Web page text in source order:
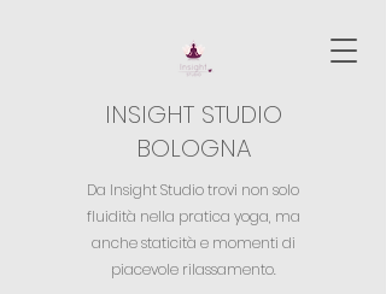
INSIGHT STUDIO
BOLOGNA
Da Insight Studio trovi non solo
fluidità nella pratica yoga, ma
anche staticità e momenti di
piacevole rilassamento.